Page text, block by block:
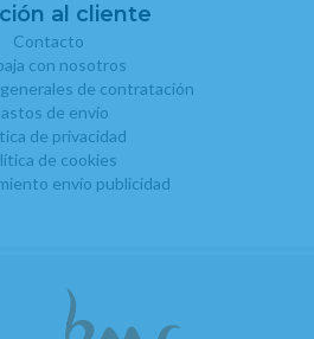
al cliente
Contacto
con nosotros
de contratación
de envío
de privacidad
de cookies
envío publicidad